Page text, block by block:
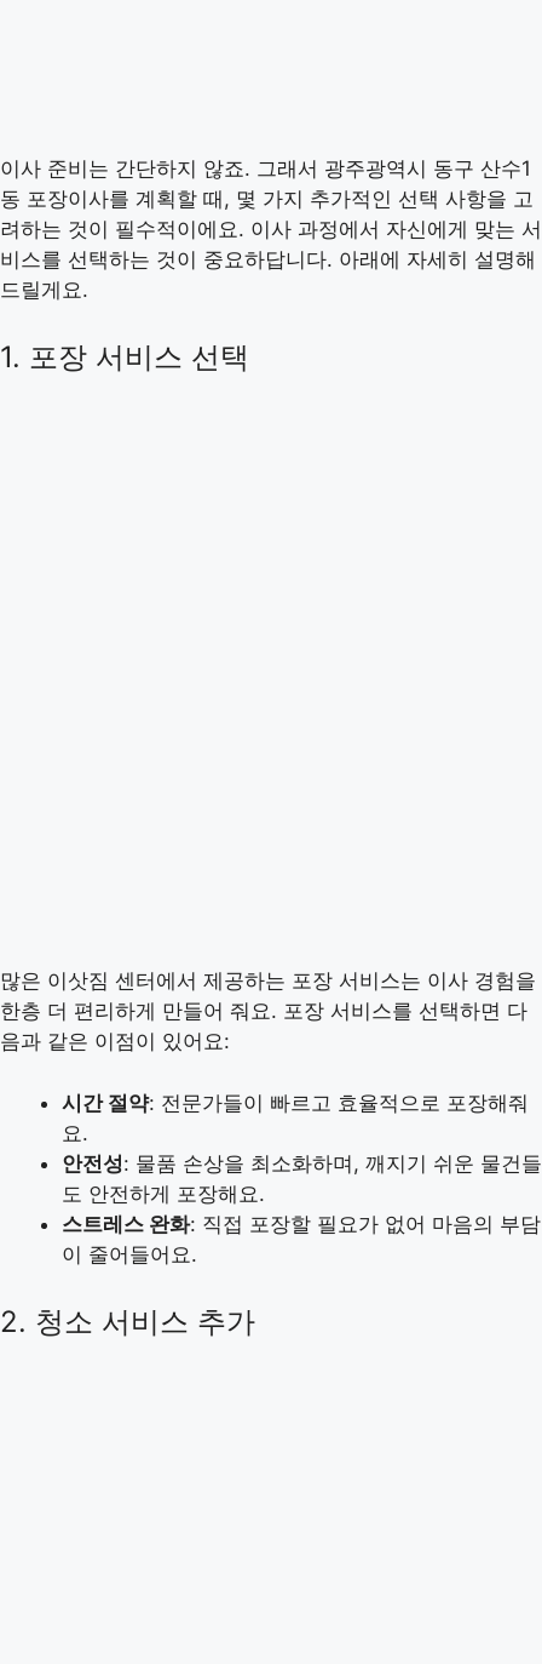
이사 준비는 간단하지 않죠. 그래서 광주광역시 동구 산수1
동 포장이사를 계획할 때, 몇 가지 추가적인 선택 사항을 고
려하는 것이 필수적이에요. 이사 과정에서 자신에게 맞는 서
비스를 선택하는 것이 중요하답니다. 아래에 자세히 설명해
드릴게요.
1. 포장 서비스 선택
많은 이삿짐 센터에서 제공하는 포장 서비스는 이사 경험을
한층 더 편리하게 만들어 줘요. 포장 서비스를 선택하면 다
음과 같은 이점이 있어요:
시간 절약: 전문가들이 빠르고 효율적으로 포장해줘
요.
안전성: 물품 손상을 최소화하며, 깨지기 쉬운 물건들
도 안전하게 포장해요.
스트레스 완화: 직접 포장할 필요가 없어 마음의 부담
이 줄어들어요.
2. 청소 서비스 추가